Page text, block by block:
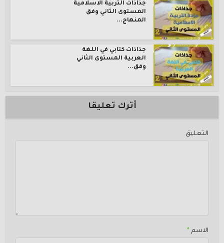
جذاذات التربية الاسلامية
المستوى الثاني وفق
المنهاج...
جذاذات كتابي في اللغة
العربية المستوى الثاني
وفق...
أترك تعليقا
التعليق
الاسم *